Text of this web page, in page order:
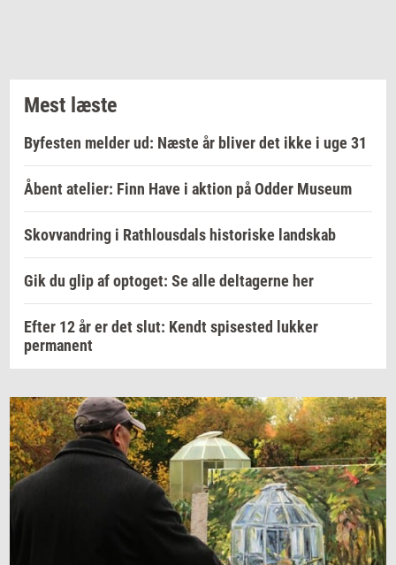
Mest læste
Byfesten melder ud: Næste år bliver det ikke i uge 31
Åbent atelier: Finn Have i aktion på Odder Museum
Skovvandring i Rathlousdals historiske landskab
Gik du glip af optoget: Se alle deltagerne her
Efter 12 år er det slut: Kendt spisested lukker
permanent